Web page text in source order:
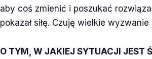
aby coś zmienić i poszukać
pokazał siłę. Czuję wielkie wyzwanie
O TYM, W JAKIEJ SYTUACJI JEST